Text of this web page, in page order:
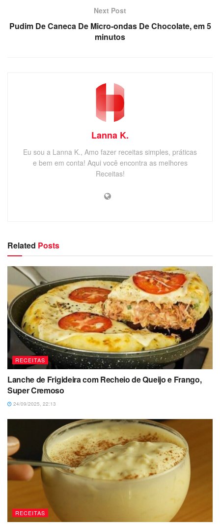
Next Post
Pudim De Caneca De Micro-ondas De Chocolate, em 5
minutos
Lanna K.
Eu sou a Lanna K., Amo fazer receitas simples, práticas
e bem em conta! Aqui você encontra as melhores
Receitas!
Related Posts
RECEITAS
Lanche de Frigideira com Recheio de Queijo e Frango,
Super Cremoso
24/09/2025, 22:13
RECEITAS